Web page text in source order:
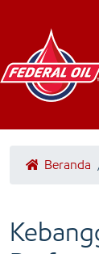
Beranda